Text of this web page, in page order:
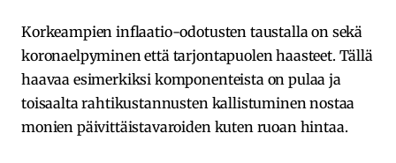
Korkeampien inflaatio-odotusten taustalla on sekä
koronaelpyminen että tarjontapuolen haasteet. Tällä
haavaa esimerkiksi komponenteista on pulaa ja
toisaalta rahtikustannusten kallistuminen nostaa
monien päivittäistavaroiden kuten ruoan hintaa.